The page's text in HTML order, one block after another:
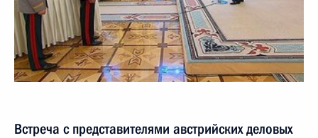
Встреча с представителями австрийских деловых